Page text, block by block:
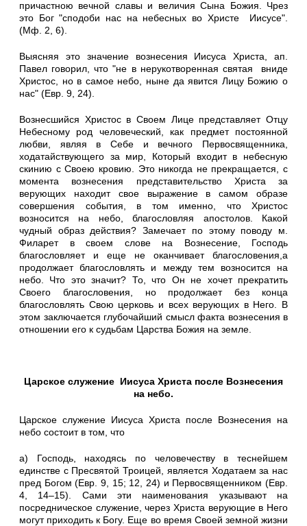
причастною вечной славы и величия Сына Божия. Чрез
это Бог "сподоби нас на небесных во Христе Иисусе".
(Мф. 2, 6).
Выясняя это значение вознесения Иисуса Христа, ап.
Павел говорил, что "не в нерукотворенная святая вниде
Христос, но в самое небо, ныне да явится Лицу Божию о
нас" (Евр. 9, 24).
Вознесшийся Христос в Своем Лице представляет Отцу
Небесному род человеческий, как предмет постоянной
любви, являя в Себе и вечного Первосвященника,
ходатайствующего за мир, Который входит в небесную
скинию с Своею кровию. Это никогда не прекращается, с
момента вознесения представительство Христа за
верующих находит свое выражение в самом образе
совершения события, в том именно, что Христос
возносится на небо, благословляя апостолов. Какой
чудный образ действия? Замечает по этому поводу м.
Филарет в своем слове на Вознесение, Господь
благословляет и еще не оканчивает благословения,а
продолжает благословлять и между тем возносится на
небо. Что это значит? То, что Он не хочет прекратить
Своего благословения, но продолжает без конца
благословлять Свою церковь и всех верующих в Него. В
этом заключается глубочайший смысл факта вознесения в
отношении его к судьбам Царства Божия на земле.
Царское служение Иисуса Христа после Вознесения
на небо.
Царское служение Иисуса Христа после Вознесения на
небо состоит в том, что
а) Господь, находясь по человечеству в теснейшем
единстве с Пресвятой Троицей, является Ходатаем за нас
пред Богом (Евр. 9, 15; 12, 24) и Первосвященником (Евр.
4, 14–15). Сами эти наименования указывают на
посредническое служение, через Христа верующие в Него
могут приходить к Богу. Еще во время Своей земной жизни